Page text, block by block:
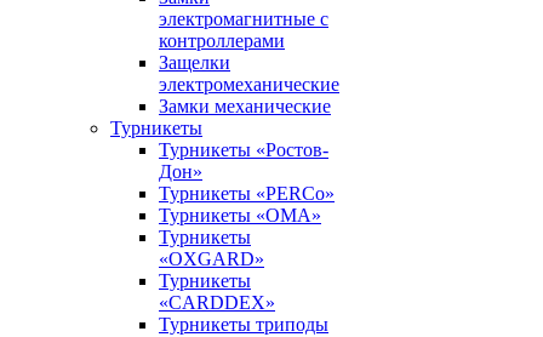
электромагнитные с
контроллерами
Защелки
электромеханические
Замки механические
Турникеты
Турникеты «Ростов-
Дон»
Турникеты «PERCo»
Турникеты «ОМА»
Турникеты
«OXGARD»
Турникеты
«CARDDEX»
Турникеты триподы